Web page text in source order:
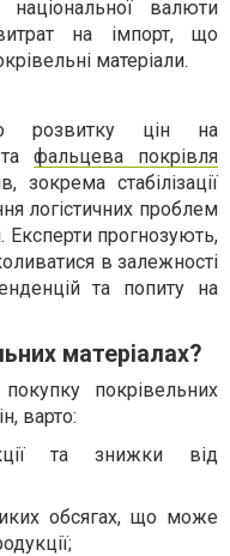
національної валюти
на імпорт, що
матеріали.
розвитку цін на
фальцева покрівля
зокрема стабілізації
логістичних проблем
Експерти прогнозують,
в залежності
та попиту на
матеріалах?
покрівельних
варто:
та знижки від
обсягах, що може